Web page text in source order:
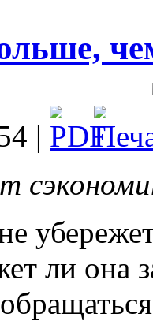
|
ли она